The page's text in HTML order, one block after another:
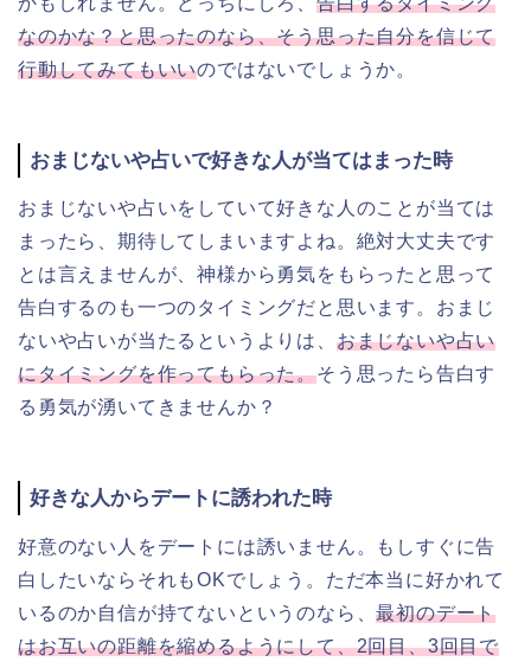
なのかな？と思ったのなら、そう思った自分を信じて
行動してみてもいいのではないでしょうか。
おまじないや占いで好きな人が当てはまった時
おまじないや占いをしていて好きな人のことが当ては
まったら、期待してしまいますよね。絶対大丈夫です
とは言えませんが、神様から勇気をもらったと思って
告白するのも一つのタイミングだと思います。おまじ
ないや占いが当たるというよりは、 おまじないや占い
にタイミングを作ってもらった。そう思ったら告白す
る勇気が湧いてきませんか？
好きな人からデートに誘われた時
好意のない人をデートには誘いません。もしすぐに告
白したいならそれもOKでしょう。ただ本当に好かれて
いるのか自信が持てないというのなら、最初のデート
はお互いの距離を縮めるようにして、2回目、3回目で